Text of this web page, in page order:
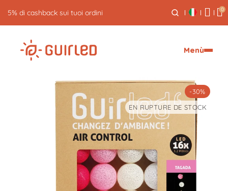
5% di cashback sui tuoi ordini 0
Menù
-30%
EN RUPTURE DE STOCK